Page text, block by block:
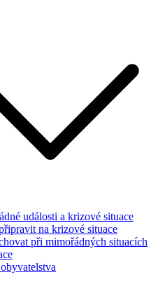
události a krizové situace
na krizové situace
při mimořádných situacích